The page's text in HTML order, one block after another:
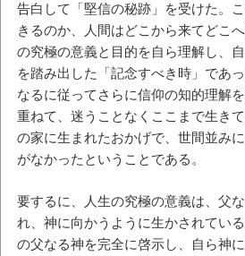
告白して「堅信の秘跡」を受けた。
きるのか、人間はどこから来てどこ
の究極の意義と目的を自ら理解し、
を踏み出した「記念すべき時」であ
なるに従ってさらに信仰の知的理解
重ねて、迷うことなくここまで生き
の家に生まれたおかげで、世間並み
がなかったということである。
要するに、人生の究極の意義は、父
れ、神に向かうように生かされてい
の父なる神を完全に啓示し、自ら神